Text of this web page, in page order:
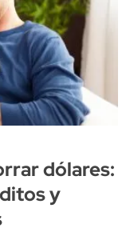
dólares:
y